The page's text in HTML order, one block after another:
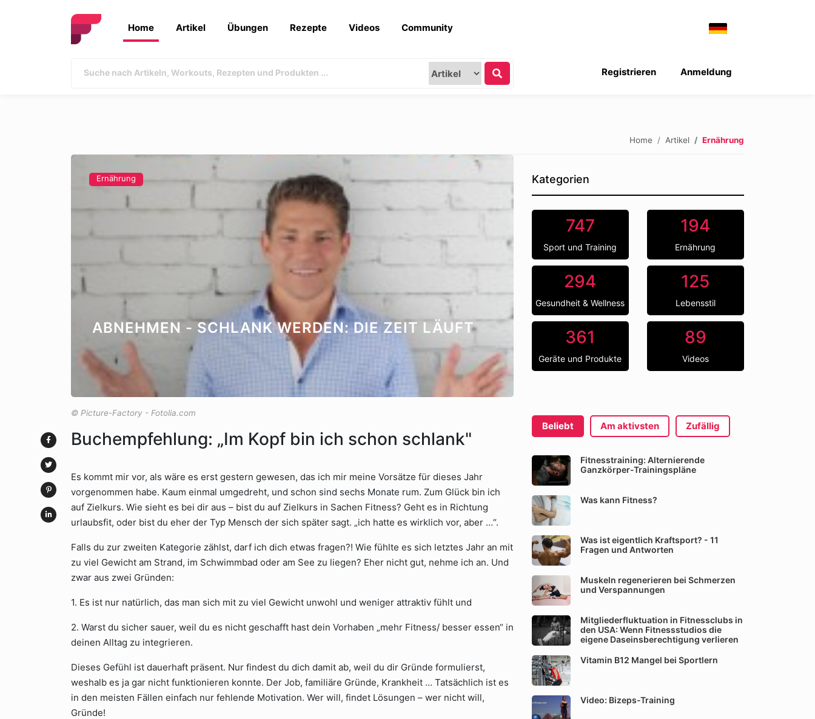
Home Artikel Übungen Rezepte Videos Community
Anmeldung
Registrieren
Home Artikel Ernährung
Ernährung
ABNEHMEN - SCHLANK WERDEN: DIE ZEIT LÄUFT
© Picture-Factory - Fotolia.com
Buchempfehlung: „Im Kopf bin ich schon schlank"
Es kommt mir vor, als wäre es erst gestern gewesen, das ich mir meine Vorsätze für dieses Jahr
vorgenommen habe. Kaum einmal umgedreht, und schon sind sechs Monate rum. Zum Glück bin ich
auf Zielkurs. Wie sieht es bei dir aus – bist du auf Zielkurs in Sachen Fitness? Geht es in Richtung
urlaubsfit, oder bist du eher der Typ Mensch der sich später sagt. „ich hatte es wirklich vor, aber …“.
Falls du zur zweiten Kategorie zählst, darf ich dich etwas fragen?! Wie fühlte es sich letztes Jahr an mit
zu viel Gewicht am Strand, im Schwimmbad oder am See zu liegen? Eher nicht gut, nehme ich an. Und
zwar aus zwei Gründen:
1. Es ist nur natürlich, das man sich mit zu viel Gewicht unwohl und weniger attraktiv fühlt und
2. Warst du sicher sauer, weil du es nicht geschafft hast dein Vorhaben „mehr Fitness/ besser essen“ in
deinen Alltag zu integrieren.
Dieses Gefühl ist dauerhaft präsent. Nur findest du dich damit ab, weil du dir Gründe formulierst,
weshalb es ja gar nicht funktionieren konnte. Der Job, familiäre Gründe, Krankheit … Tatsächlich ist es
in den meisten Fällen einfach nur fehlende Motivation. Wer will, findet Lösungen – wer nicht will,
Gründe!
Kategorien
747
Sport und Training
194
Ernährung
294
Gesundheit & Wellness
125
Lebensstil
361
Geräte und Produkte
89
Videos
Beliebt Am aktivsten Zufällig
Fitnesstraining: Alternierende
Ganzkörper-Trainingspläne
Was kann Fitness?
Was ist eigentlich Kraftsport? - 11
Fragen und Antworten
Muskeln regenerieren bei Schmerzen
und Verspannungen
Mitgliederfluktuation in Fitnessclubs in
den USA: Wenn Fitnessstudios die
eigene Daseinsberechtigung verlieren
Vitamin B12 Mangel bei Sportlern
Video: Bizeps-Training